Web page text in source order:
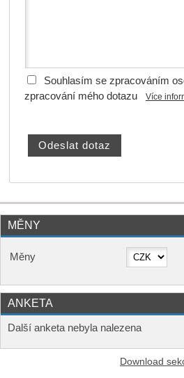
Souhlasím se zpracováním
zpracování mého dotazu
Více
MĚNY
Měny
ANKETA
Další anketa nebyla nalezena
Download